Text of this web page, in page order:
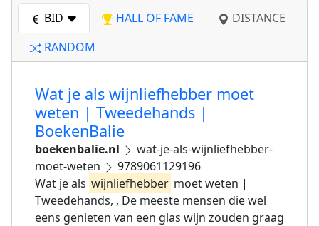
BID HALL OF FAME
DISTANCE
RANDOM
Wat je als wijnliefhebber moet
weten | Tweedehands |
BoekenBalie
boekenbalie.nl
wat-je-als-wijnliefhebber-
moet-weten
9789061129196
Wat je als wijnliefhebber moet weten |
Tweedehands, , De meeste mensen die wel
eens genieten van een glas wijn zouden graag